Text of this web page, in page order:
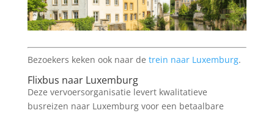
Bezoekers keken ook naar de trein naar Luxemburg.
Flixbus naar Luxemburg
Deze vervoersorganisatie levert kwalitatieve
busreizen naar Luxemburg voor een betaalbare